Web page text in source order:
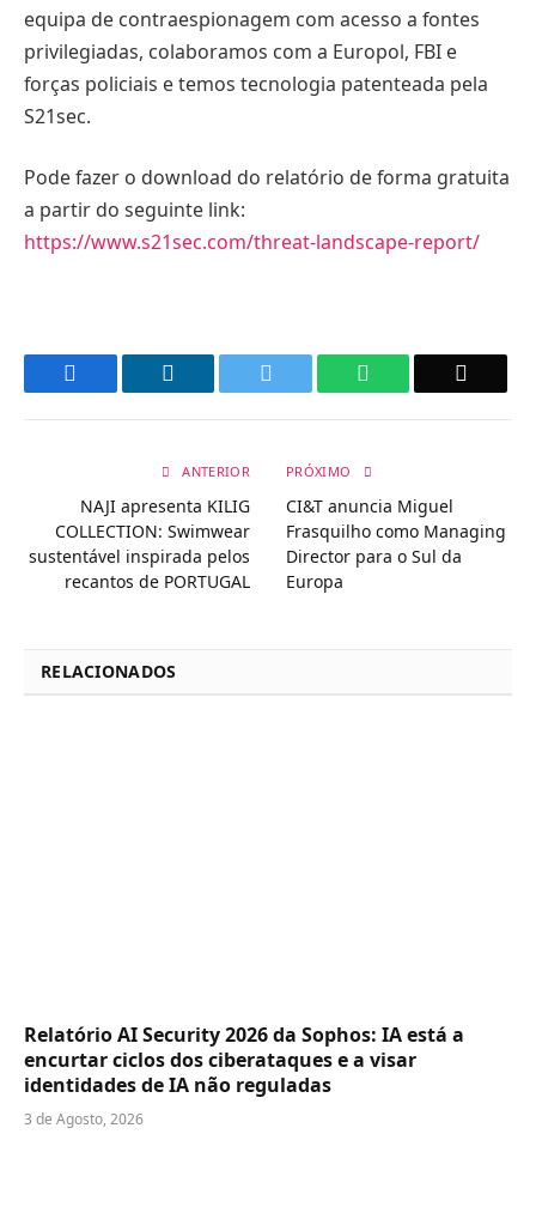
equipa de contraespionagem com acesso a fontes
privilegiadas, colaboramos com a Europol, FBI e
forças policiais e temos tecnologia patenteada pela
S21sec.
Pode fazer o download do relatório de forma gratuita
a partir do seguinte link:
https://www.s21sec.com/threat-landscape-report/
WhatsApp
ANTERIOR
NAJI apresenta KILIG
COLLECTION: Swimwear
sustentável inspirada pelos
recantos de PORTUGAL
PRÓXIMO
CI&T anuncia Miguel
Frasquilho como Managing
Director para o Sul da
Europa
RELACIONADOS
Relatório AI Security 2026 da Sophos: IA está a
encurtar ciclos dos ciberataques e a visar
identidades de IA não reguladas
3 de Agosto, 2026